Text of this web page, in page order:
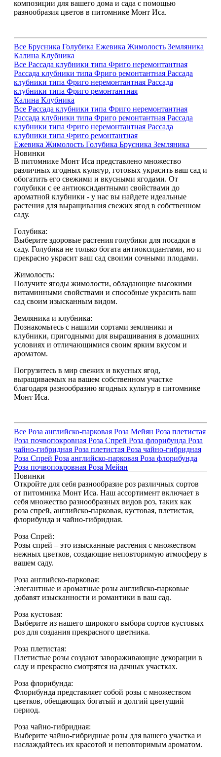
композиции для вашего дома и сада с помощью
разнообразия цветов в питомнике Монт Иса.
Все Брусника Голубика Ежевика Жимолость Земляника
Калина Клубника
Все Рассада клубники типа Фриго неремонтантная
Рассада клубники типа Фриго ремонтантная Рассада
клубники типа Фриго неремонтантная Рассада
клубники типа Фриго ремонтантная
Калина Клубника
Все Рассада клубники типа Фриго неремонтантная
Рассада клубники типа Фриго ремонтантная Рассада
клубники типа Фриго неремонтантная Рассада
клубники типа Фриго ремонтантная
Ежевика Жимолость Голубика Брусника Земляника
Новинки
В питомнике Монт Иса представлено множество
различных ягодных культур, готовых украсить ваш сад и
обогатить его свежими и вкусными ягодами. От
голубики с ее антиоксидантными свойствами до
ароматной клубники - у нас вы найдете идеальные
растения для выращивания свежих ягод в собственном
саду.
Голубика:
Выберите здоровые растения голубики для посадки в
саду. Голубика не только богата антиоксидантами, но и
прекрасно украсит ваш сад своими сочными плодами.
Жимолость:
Получите ягоды жимолости, обладающие высокими
витаминными свойствами и способные украсить ваш
сад своим изысканным видом.
Земляника и клубника:
Познакомьтесь с нашими сортами земляники и
клубники, пригодными для выращивания в домашних
условиях и отличающимися своим ярким вкусом и
ароматом.
Погрузитесь в мир свежих и вкусных ягод,
выращиваемых на вашем собственном участке
благодаря разнообразию ягодных культур в питомнике
Монт Иса.
Все Роза английско-парковая Роза Мейян Роза плетистая
Роза почвопокровная Роза Спрей Роза флорибунда Роза
чайно-гибридная Роза плетистая Роза чайно-гибридная
Роза Спрей Роза английско-парковая Роза флорибунда
Роза почвопокровная Роза Мейян
Новинки
Откройте для себя разнообразие роз различных сортов
от питомника Монт Иса. Наш ассортимент включает в
себя множество разнообразных видов роз, таких как
роза спрей, английско-парковая, кустовая, плетистая,
флорибунда и чайно-гибридная.
Роза Спрей:
Розы спрей – это изысканные растения с множеством
нежных цветков, создающие неповторимую атмосферу в
вашем саду.
Роза английско-парковая:
Элегантные и ароматные розы английско-парковые
добавят изысканности и романтики в ваш сад.
Роза кустовая:
Выберите из нашего широкого выбора сортов кустовых
роз для создания прекрасного цветника.
Роза плетистая:
Плетистые розы создают завораживающие декорации в
саду и прекрасно смотрятся на дачных участках.
Роза флорибунда:
Флорибунда представляет собой розы с множеством
цветков, обещающих богатый и долгий цветущий
период.
Роза чайно-гибридная:
Выберите чайно-гибридные розы для вашего участка и
наслаждайтесь их красотой и неповторимым ароматом.